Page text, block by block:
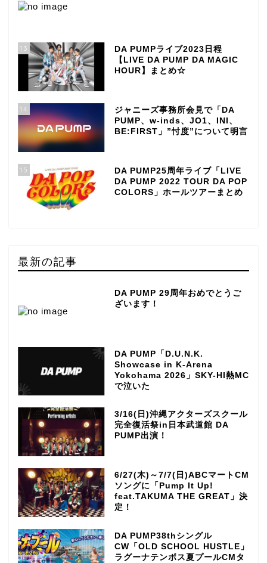
13
DA PUMPライブ2023日程
【LIVE DA PUMP DA MAGIC
HOUR】まとめ☆
14
ジャニーズ事務所会見で「DA
PUMP、w-inds、JO1、INI、
BE:FIRST」”忖度”について明言
15
DA PUMP25周年ライブ「LIVE
DA PUMP 2022 TOUR DA POP
COLORS」ホールツアーまとめ
最新の記事
DA PUMP 29周年おめでとうご
ざいます！
DA PUMP「D.U.N.K.
Showcase in K-Arena
Yokohama 2026」SKY-HI熱MC
で泣いた
3/16(日)沖縄アクターズスクール
完全復活祭in日本武道館 DA
PUMP出演！
6/27(木)～7/7(日)ABCマートCM
ソングに「Pump It Up!
feat.TAKUMA THE GREAT」決
定！
DA PUMP38thシングル
CW「OLD SCHOOL HUSTLE」
ラグーナテンボス夏プールCMタ